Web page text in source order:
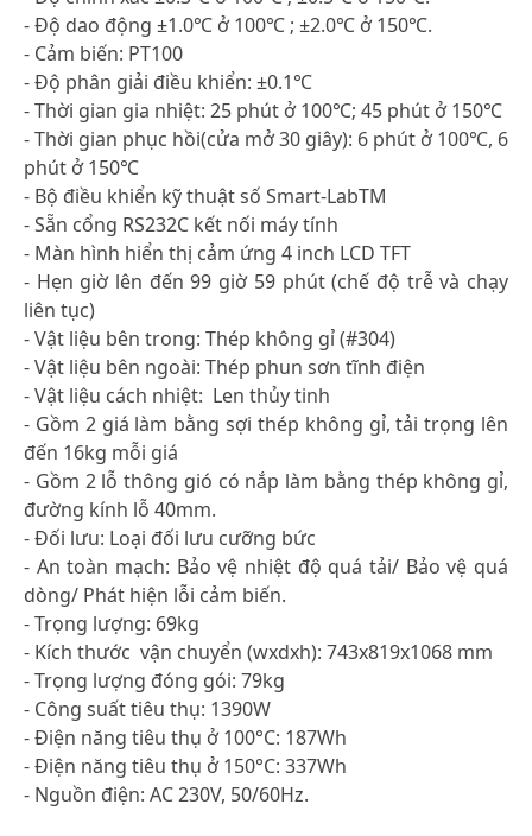
- Độ dao động ±1.0℃ ở 100℃ ; ±2.0℃ ở 150℃.
- Cảm biến: PT100
- Độ phân giải điều khiển: ±0.1℃
- Thời gian gia nhiệt: 25 phút ở 100℃; 45 phút ở 150℃
- Thời gian phục hồi(cửa mở 30 giây): 6 phút ở 100℃, 6
phút ở 150℃
- Bộ điều khiển kỹ thuật số Smart-LabTM
- Sẵn cổng RS232C kết nối máy tính
- Màn hình hiển thị cảm ứng 4 inch LCD TFT
- Hẹn giờ lên đến 99 giờ 59 phút (chế độ trễ và chạy
liên tục)
- Vật liệu bên trong: Thép không gỉ (#304)
- Vật liệu bên ngoài: Thép phun sơn tĩnh điện
- Vật liệu cách nhiệt: Len thủy tinh
- Gồm 2 giá làm bằng sợi thép không gỉ, tải trọng lên
đến 16kg mỗi giá
- Gồm 2 lỗ thông gió có nắp làm bằng thép không gỉ,
đường kính lỗ 40mm.
- Đối lưu: Loại đối lưu cưỡng bức
- An toàn mạch: Bảo vệ nhiệt độ quá tải/ Bảo vệ quá
dòng/ Phát hiện lỗi cảm biến.
- Trọng lượng: 69kg
- Kích thước vận chuyển (wxdxh): 743x819x1068 mm
- Trọng lượng đóng gói: 79kg
- Công suất tiêu thụ: 1390W
- Điện năng tiêu thụ ở 100°C: 187Wh
- Điện năng tiêu thụ ở 150°C: 337Wh
- Nguồn điện: AC 230V, 50/60Hz.